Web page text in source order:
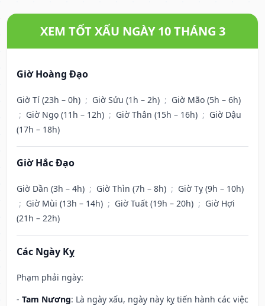
XEM TỐT XẤU NGÀY 10 THÁNG 3
Giờ Hoàng Đạo
Giờ Tí (23h – 0h) ; Giờ Sửu (1h – 2h) ; Giờ Mão (5h – 6h)
; Giờ Ngọ (11h – 12h) ; Giờ Thân (15h – 16h) ; Giờ Dậu
(17h – 18h)
Giờ Hắc Đạo
Giờ Dần (3h – 4h) ; Giờ Thìn (7h – 8h) ; Giờ Tỵ (9h – 10h)
; Giờ Mùi (13h – 14h) ; Giờ Tuất (19h – 20h) ; Giờ Hợi
(21h – 22h)
Các Ngày Kỵ
Phạm phải ngày:
- Tam Nương: Là ngày xấu, ngày này kỵ tiến hành các việc